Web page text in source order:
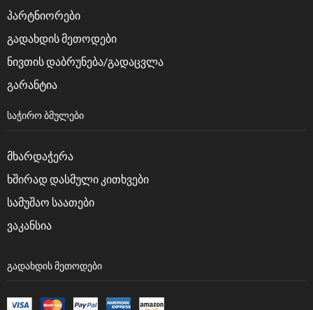
პარტნიორები
გადახდის მეთოდები
ნივთის დაბრუნება/გადაცვლა
გარანტია
ᲡᲐᲭᲘᲠᲝ ᲑᲛᲣᲚᲔᲑᲘ
მხარდაჭერა
ხშირად დასმული კითხვები
სამუშაო საათები
ვაკანსია
ᲒᲐᲓᲐᲮᲓᲘᲡ ᲛᲔᲗᲝᲓᲔᲑᲘ